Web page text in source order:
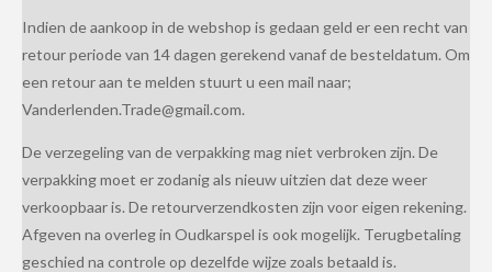
Indien de aankoop in de webshop is gedaan geld er een recht van
retour periode van 14 dagen gerekend vanaf de besteldatum. Om
een retour aan te melden stuurt u een mail naar;
Vanderlenden.Trade@gmail.com.
De verzegeling van de verpakking mag niet verbroken zijn. De
verpakking moet er zodanig als nieuw uitzien dat deze weer
verkoopbaar is. De retourverzendkosten zijn voor eigen rekening.
Afgeven na overleg in Oudkarspel is ook mogelijk. Terugbetaling
geschied na controle op dezelfde wijze zoals betaald is.